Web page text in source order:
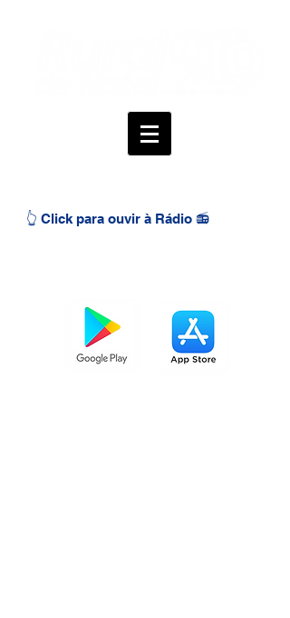
👆 Click para ouvir à Rádio 📻